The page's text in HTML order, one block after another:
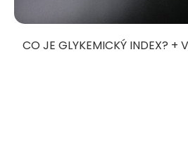
CO JE GLYKEMICKÝ INDEX? +